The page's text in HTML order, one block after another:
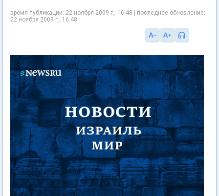
время публикации: 22 ноября 2009 г., 16:48 | последнее обновление:
22 ноября 2009 г., 16:48